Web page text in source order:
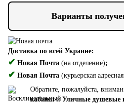
Варианты
Доставка по всей Украине:
✔ Новая Почта (на отделение);
✔ Новая Почта (курьерская
Обратите, пожалуйста,
кабиныи Уличные душевые